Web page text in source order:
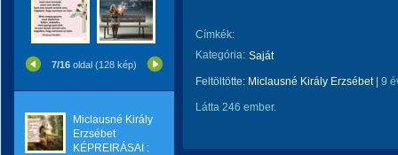
7/16 oldal (128 kép)
Miclausné Király
Erzsébet
KÉPREIRÁSAI :
Címkék:
Kategória: Saját
Feltöltötte: Miclausné Király Erzsébet| 9
Látta 246 ember.